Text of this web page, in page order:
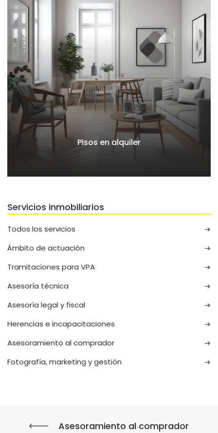
Pisos en alquiler
Servicios inmobiliarios
Todos los servicios
Ámbito de actuación
Tramitaciones para VPA
Asesoría técnica
Asesoría legal y fiscal
Herencias e incapacitaciones
Asesoramiento al comprador
Fotografía, marketing y gestión
Asesoramiento al comprador